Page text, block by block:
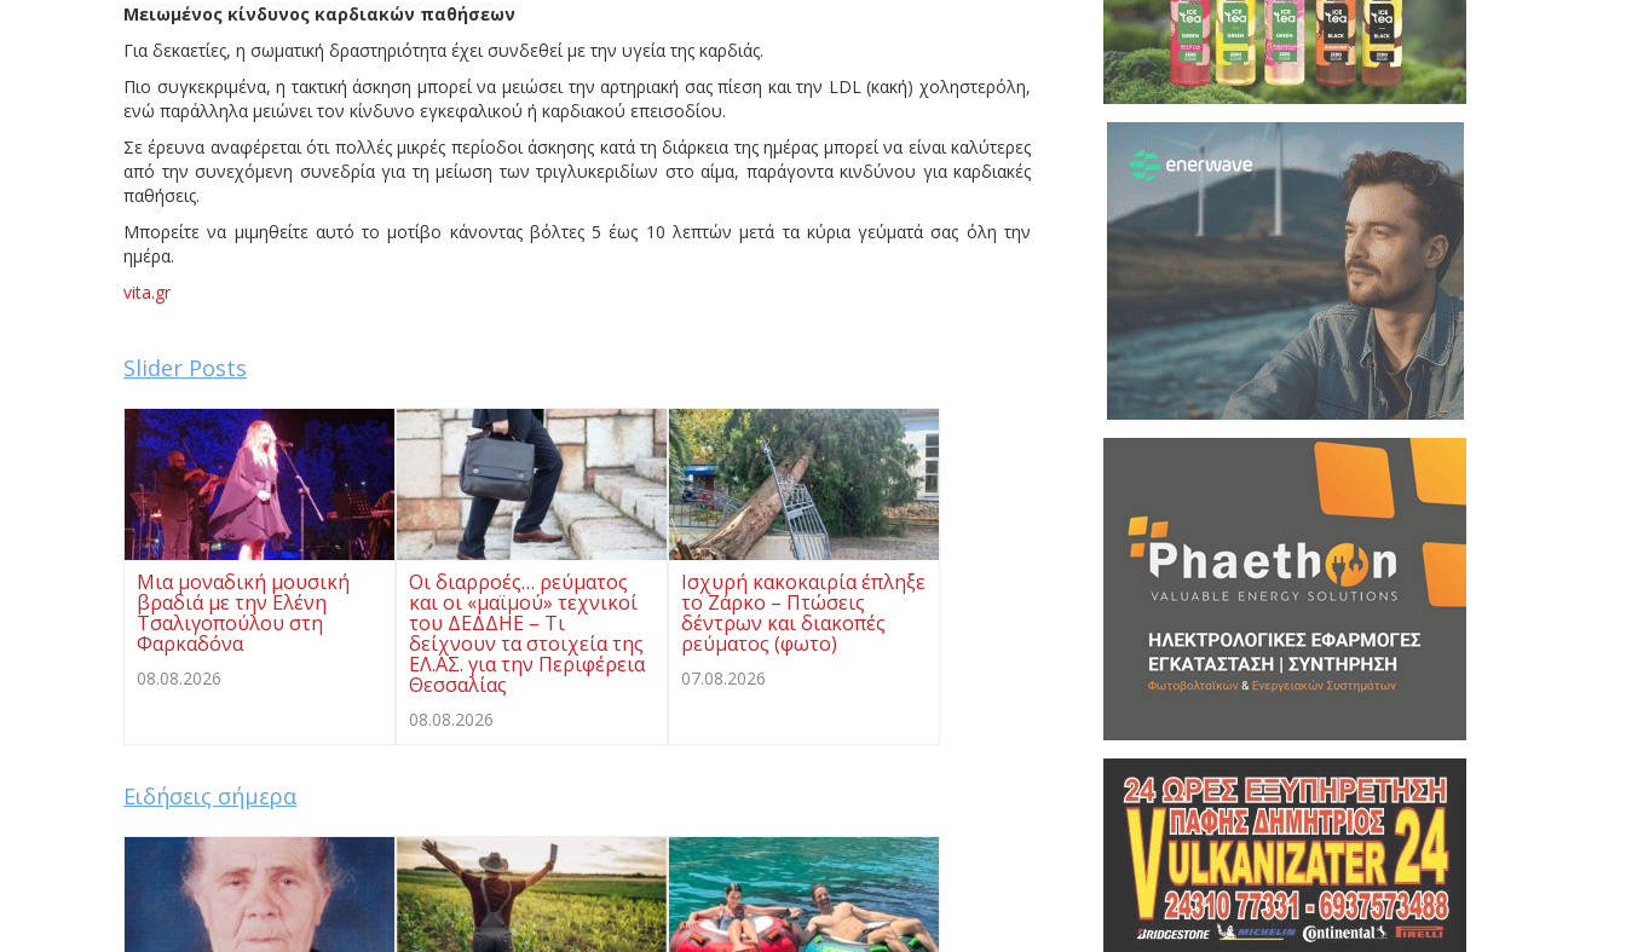
Μειωμένος κίνδυνος καρδιακών παθήσεων
Για δεκαετίες, η σωματική δραστηριότητα έχει συνδεθεί με την υγεία της καρδιάς.
Πιο συγκεκριμένα, η τακτική άσκηση μπορεί να μειώσει την αρτηριακή σας πίεση και την LDL (κακή) χοληστερόλη,
ενώ παράλληλα μειώνει τον κίνδυνο εγκεφαλικού ή καρδιακού επεισοδίου.
Σε έρευνα αναφέρεται ότι πολλές μικρές περίοδοι άσκησης κατά τη διάρκεια της ημέρας μπορεί να είναι καλύτερες
από την συνεχόμενη συνεδρία για τη μείωση των τριγλυκεριδίων στο αίμα, παράγοντα κινδύνου για καρδιακές
παθήσεις.
Μπορείτε να μιμηθείτε αυτό το μοτίβο κάνοντας βόλτες 5 έως 10 λεπτών μετά τα κύρια γεύματά σας όλη την
ημέρα.
vita.gr
Slider Posts
Μια μοναδική μουσική
βραδιά με την Ελένη
Τσαλιγοπούλου στη
Φαρκαδόνα
08.08.2026
Οι διαρροές… ρεύματος
και οι «μαϊμού» τεχνικοί
του ΔΕΔΔΗΕ – Τι
δείχνουν τα στοιχεία της
ΕΛ.ΑΣ. για την Περιφέρεια
Θεσσαλίας
08.08.2026
Ισχυρή κακοκαιρία έπληξε
το Ζάρκο – Πτώσεις
δέντρων και διακοπές
ρεύματος (φωτο)
07.08.2026
Ειδήσεις σήμερα